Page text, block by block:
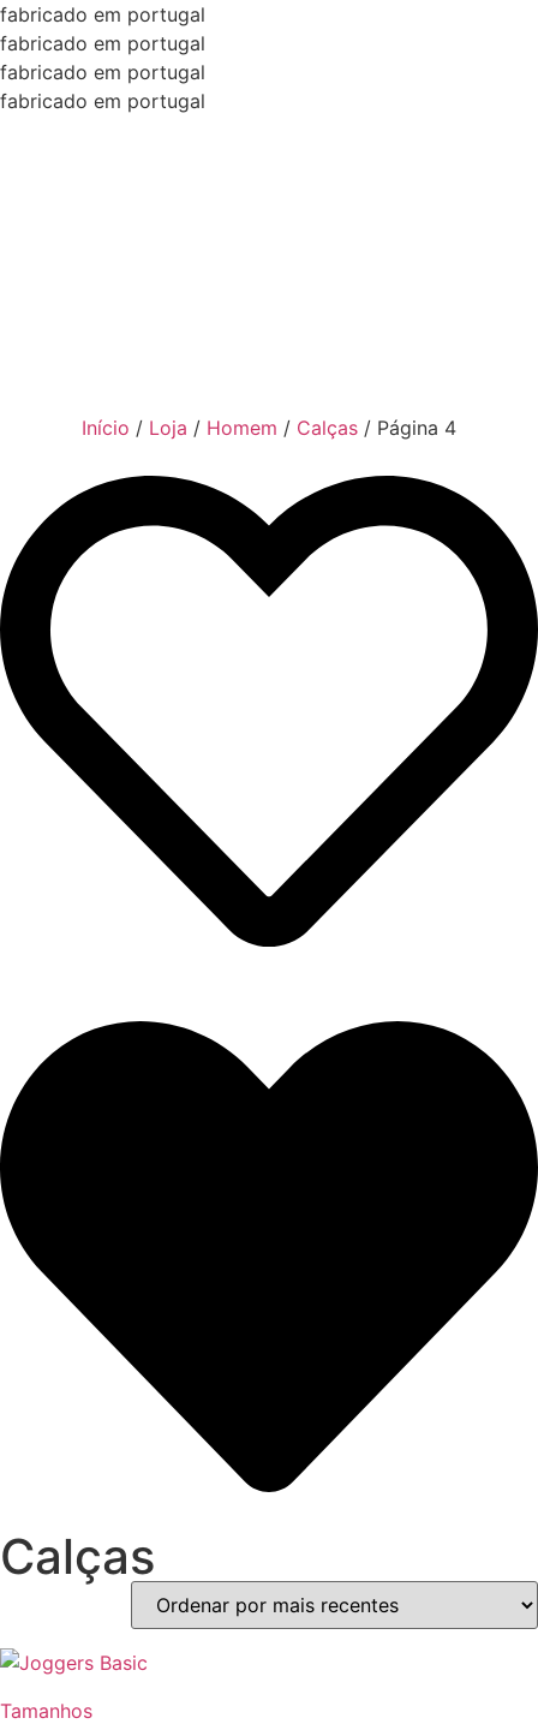
fabricado em portugal
fabricado em portugal
fabricado em portugal
fabricado em portugal
Início / Loja / Homem / Calças / Página 4
Calças
Tamanhos